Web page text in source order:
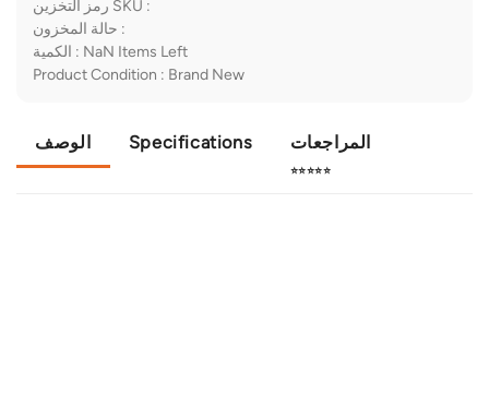
رمز التخزين SKU :
حالة المخزون :
الكمية : NaN Items Left
Product Condition : Brand New
الوصف Specifications المراجعات
⭐⭐⭐⭐⭐